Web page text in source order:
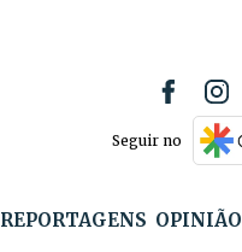
Seguir no
REPORTAGENS OPINIÃO